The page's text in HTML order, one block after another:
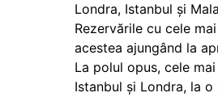
Londra, Istanbul și
Rezervările cu cele
acestea ajungând la
La polul opus, cele
Istanbul și Londra, la